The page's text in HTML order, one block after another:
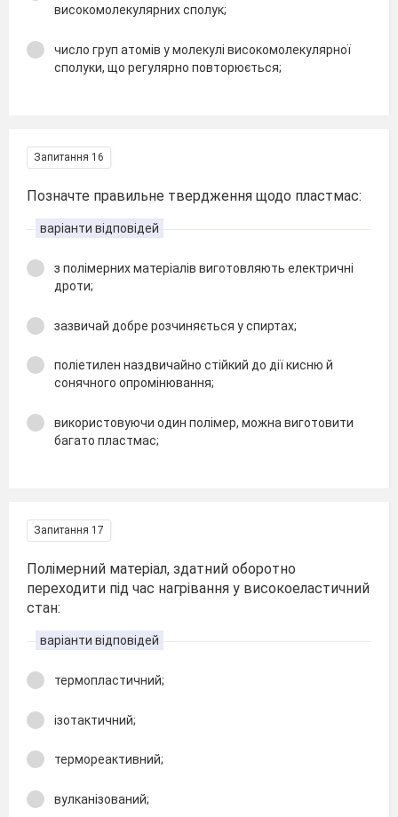
високомолекулярних сполук;
число груп атомів у молекулі високомолекулярної
сполуки, що регулярно повторюється;
Запитання 16
Позначте правильне твердження щодо пластмас:
варіанти відповідей
з полімерних матеріалів виготовляють електричні
дроти;
зазвичай добре розчиняється у спиртах;
поліетилен наздвичайно стійкий до дії кисню й
сонячного опромінювання;
використовуючи один полімер, можна виготовити
багато пластмас;
Запитання 17
Полімерний матеріал, здатний оборотно
переходити під час нагрівання у високоеластичний
стан:
варіанти відповідей
термопластичний;
ізотактичний;
термореактивний;
вулканізований;